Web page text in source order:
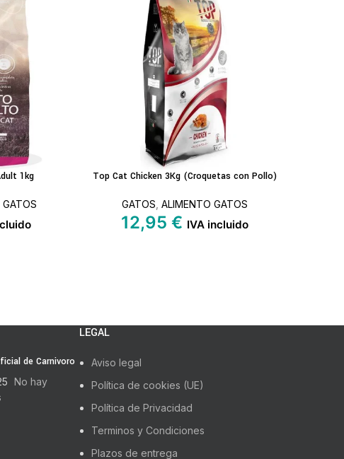
1kg LEER MÁS
Top Cat Chicken 3Kg (Croquetas con Pollo)
GATOS ALIMENTO GATOS
12,95 € IVA incluido
de Carnivoro
No hay
LEGAL
Aviso legal
Política de cookies (UE)
Política de Privacidad
Terminos y Condiciones
Plazos de entrega